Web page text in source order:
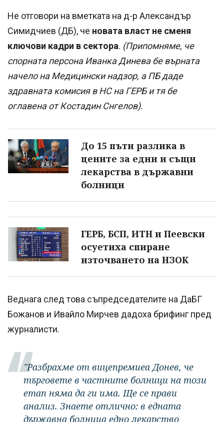
Не отговори на вметката на д-р Александър
Симидчиев (ДБ), че новата власт не сменя
ключови кадри в сектора. (Припомняме, че
спорната персона Иванка Динева бе върната
начело на Медицински надзор, а ПБ даде
здравната комисия в НС на ГЕРБ и тя бе
оглавена от Костадин Снгелов).
До 15 пъти разлика в
цените за едни и същи
лекарства в държавни
болници
ГЕРБ, БСП, ИТН и Пеевски
осуетиха спиране
източването на НЗОК
Веднага след това съпредседателите на ДаБГ
Божанов и Ивайло Мирчев дадоха брифинг пред
журналисти.
"Разбрахме от вицепремиеа Донев, че
търговете в частните болници на този
етап няма да ги има. Ще се прави
анализ. Знаете отлично: в едната
държавна болница едно лекарство